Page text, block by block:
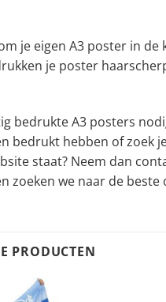
je eigen A3 poster in de
je poster
bedrukte A3 posters
bedrukt hebben of zoek
staat? Neem dan
zoeken we naar de beste
PRODUCTEN